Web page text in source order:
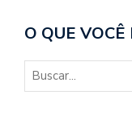
O QUE